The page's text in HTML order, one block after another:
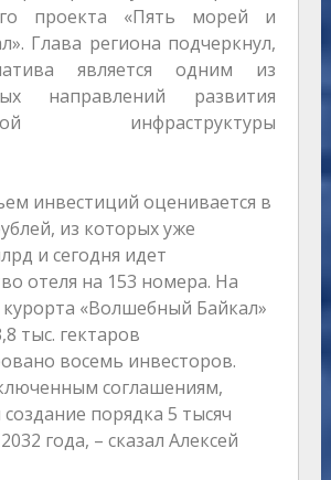
проекта «Пять морей и
Глава региона подчеркнул,
является одним из
направлений развития
инфраструктуры
инвестиций оценивается в
из которых уже
и сегодня идет
отеля на 153 номера. На
«Волшебный Байкал»
тыс. гектаров
восемь инвесторов.
соглашениям,
создание порядка 5 тысяч
года, – сказал Алексей